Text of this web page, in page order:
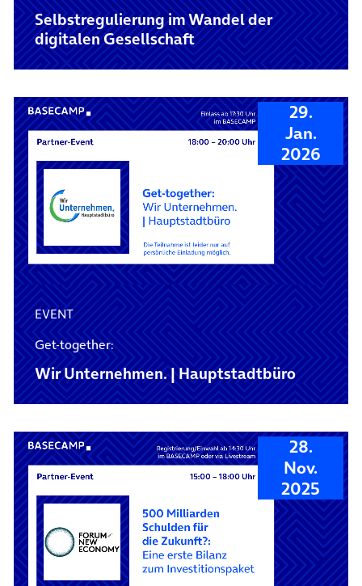
Selbstregulierung im Wandel der
digitalen Gesellschaft
29.
Jan.
2026
EVENT
Get-together:
Wir Unternehmen. | Hauptstadtbüro
28.
Nov.
2025